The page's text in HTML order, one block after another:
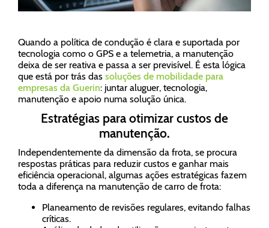
Quando a política de condução é clara e suportada por
tecnologia como o GPS e a telemetria, a manutenção
deixa de ser reativa e passa a ser previsível. É esta lógica
que está por trás das soluções de mobilidade para
empresas da Guerin: juntar aluguer, tecnologia,
manutenção e apoio numa solução única.
Estratégias para otimizar custos de
manutenção.
Independentemente da dimensão da frota, se procura
respostas práticas para reduzir custos e ganhar mais
eficiência operacional, algumas ações estratégicas fazem
toda a diferença na manutenção de carro de frota:
Planeamento de revisões regulares, evitando falhas
críticas.